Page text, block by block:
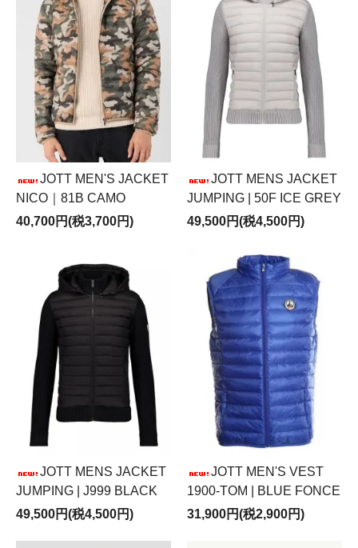
JOTT MEN'S JACKET
NICO｜81B CAMO
40,700円(税3,700円)
JOTT MENS JACKET
JUMPING | 50F ICE GREY
49,500円(税4,500円)
JOTT MENS JACKET
JUMPING | J999 BLACK
49,500円(税4,500円)
JOTT MEN'S VEST
1900-TOM | BLUE FONCE
31,900円(税2,900円)